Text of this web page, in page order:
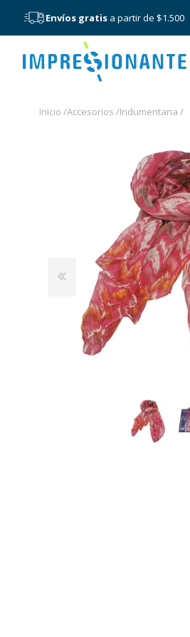
Envíos gratis a partir de $1.500
Menú
Inicio /Accesorios /Indumentaria /